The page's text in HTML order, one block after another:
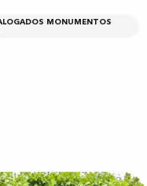
MONUMENTOS